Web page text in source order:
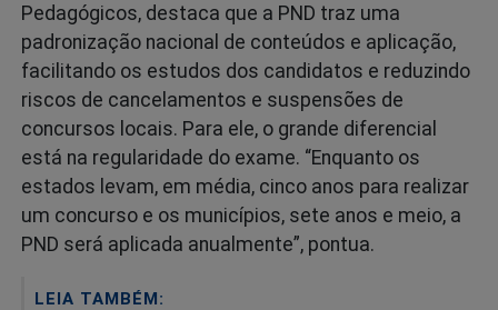
Pedagógicos, destaca que a PND traz uma
padronização nacional de conteúdos e aplicação,
facilitando os estudos dos candidatos e reduzindo
riscos de cancelamentos e suspensões de
concursos locais. Para ele, o grande diferencial
está na regularidade do exame. “Enquanto os
estados levam, em média, cinco anos para realizar
um concurso e os municípios, sete anos e meio, a
PND será aplicada anualmente”, pontua.
LEIA TAMBÉM: